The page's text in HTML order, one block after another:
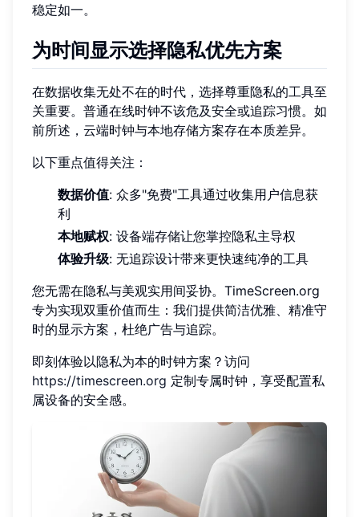
稳定如一。
为时间显示选择隐私优先方案
在数据收集无处不在的时代，选择尊重隐私的工具至
关重要。普通在线时钟不该危及安全或追踪习惯。如
前所述，云端时钟与本地存储方案存在本质差异。
以下重点值得关注：
数据价值: 众多"免费"工具通过收集用户信息获
利
本地赋权: 设备端存储让您掌控隐私主导权
体验升级: 无追踪设计带来更快速纯净的工具
您无需在隐私与美观实用间妥协。TimeScreen.org
专为实现双重价值而生：我们提供简洁优雅、精准守
时的显示方案，杜绝广告与追踪。
即刻体验以隐私为本的时钟方案？访问
https://timescreen.org 定制专属时钟，享受配置私
属设备的安全感。